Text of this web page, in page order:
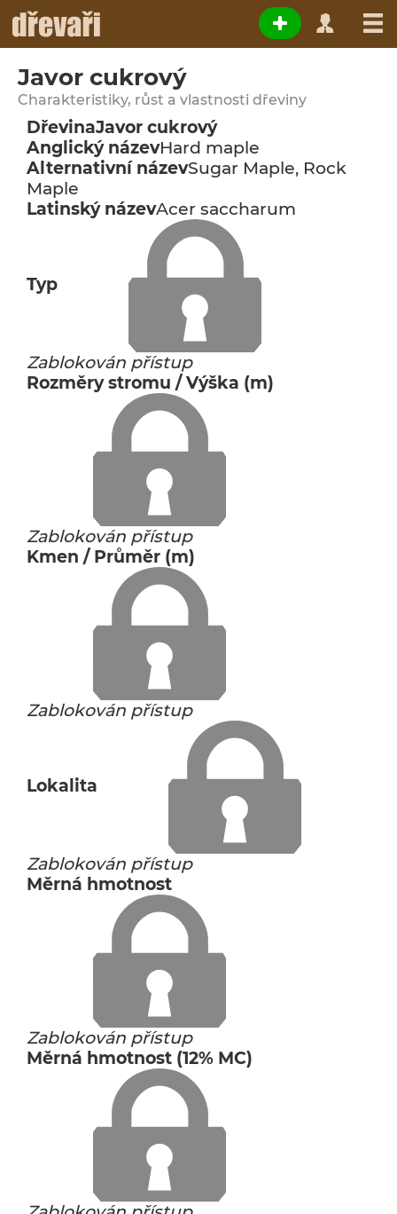
Javor cukrový
Charakteristiky, růst a vlastnosti dřeviny
DřevinaJavor cukrový
Anglický názevHard maple
Alternativní názevSugar Maple, Rock
Maple
Latinský názevAcer saccharum
Typ
Zablokován přístup
Rozměry stromu / Výška (m)
Zablokován přístup
Kmen / Průměr (m)
Zablokován přístup
Lokalita
Zablokován přístup
Měrná hmotnost
Zablokován přístup
Měrná hmotnost (12% MC)